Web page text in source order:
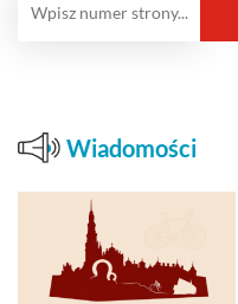
Wiadomości